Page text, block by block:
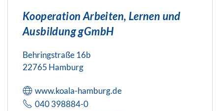
Kooperation Arbeiten, Lernen und
Ausbildung gGmbH
Behringstraße 16b
22765 Hamburg
www.koala-hamburg.de
040 398884-0